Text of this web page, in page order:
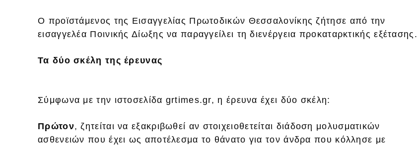
Ο προϊστάμενος της Εισαγγελίας Πρωτοδικών Θεσσαλονίκης ζήτησε από την
εισαγγελέα Ποινικής Δίωξης να παραγγείλει τη διενέργεια προκαταρκτικής εξέτασης.
Τα δύο σκέλη της έρευνας
Σύμφωνα με την ιστοσελίδα grtimes.gr, η έρευνα έχει δύο σκέλη:
Πρώτον, ζητείται να εξακριβωθεί αν στοιχειοθετείται διάδοση μολυσματικών
ασθενειών που έχει ως αποτέλεσμα το θάνατο για τον άνδρα που κόλλησε με